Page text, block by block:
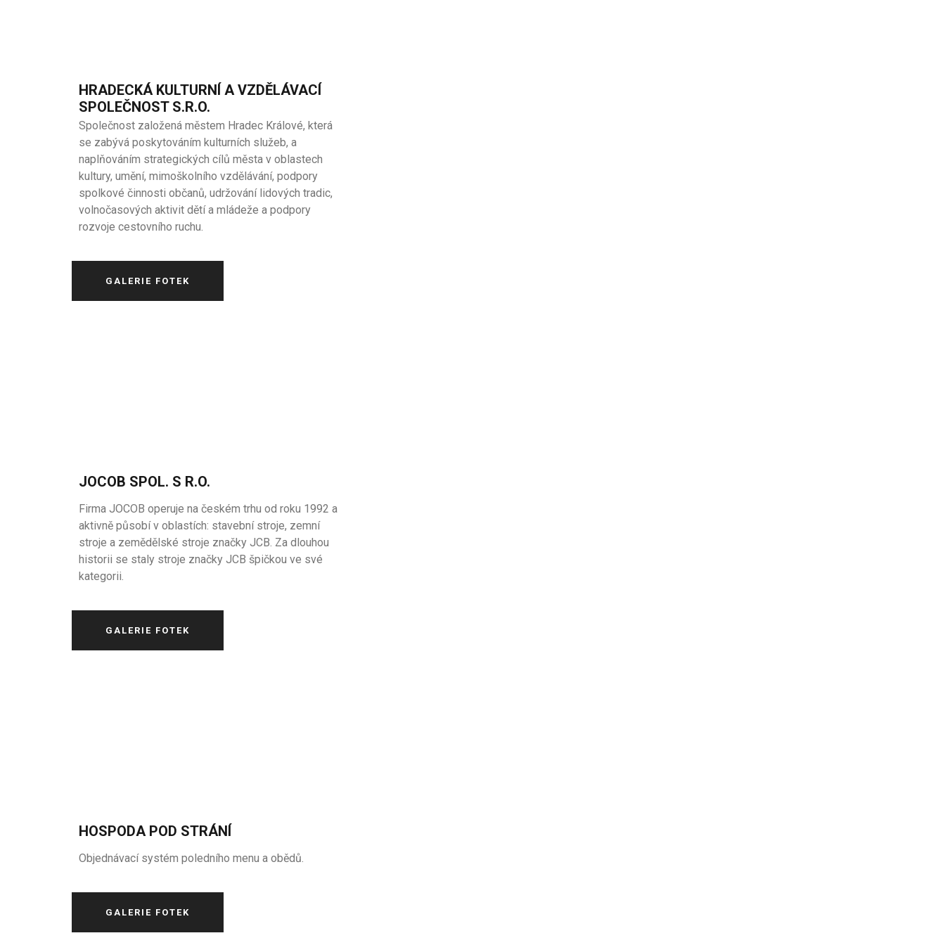
HRADECKÁ KULTURNÍ A VZDĚLÁVACÍ
SPOLEČNOST S.R.O.
Společnost založená městem Hradec Králové, která
se zabývá poskytováním kulturních služeb, a
naplňováním strategických cílů města v oblastech
kultury, umění, mimoškolního vzdělávání, podpory
spolkové činnosti občanů, udržování lidových tradic,
volnočasových aktivit dětí a mládeže a podpory
rozvoje cestovního ruchu.
GALERIE FOTEK
JOCOB SPOL. S R.O.
Firma JOCOB operuje na českém trhu od roku 1992 a
aktivně působí v oblastích: stavební stroje, zemní
stroje a zemědělské stroje značky JCB. Za dlouhou
historii se staly stroje značky JCB špičkou ve své
kategorii.
GALERIE FOTEK
HOSPODA POD STRÁNÍ
Objednávací systém poledního menu a obědů.
GALERIE FOTEK